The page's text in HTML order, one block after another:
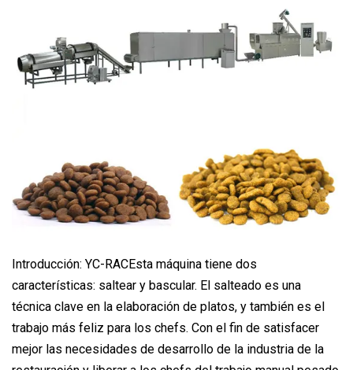
Introducción: YC-RACEsta máquina tiene dos
características: saltear y bascular. El salteado es una
técnica clave en la elaboración de platos, y también es el
trabajo más feliz para los chefs. Con el fin de satisfacer
mejor las necesidades de desarrollo de la industria de la